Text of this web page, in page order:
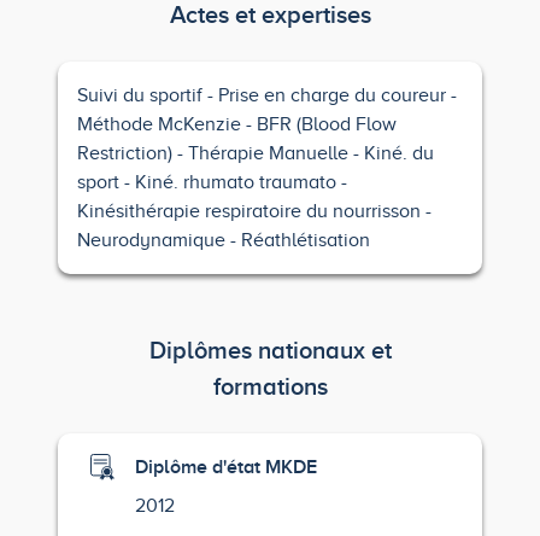
Actes et expertises
Suivi du sportif
Prise en charge du coureur
Méthode McKenzie
BFR (Blood Flow
Restriction)
Thérapie Manuelle
Kiné. du
sport
Kiné. rhumato traumato
Kinésithérapie respiratoire du nourrisson
Neurodynamique
Réathlétisation
Diplômes nationaux et
formations
Diplôme d'état MKDE
2012